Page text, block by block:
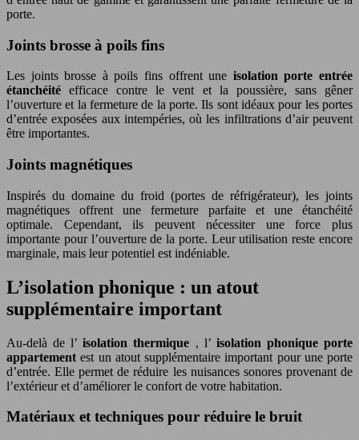
porte.
Joints brosse à poils fins
Les joints brosse à poils fins offrent une isolation porte entrée
étanchéitéefficace contre le vent et la poussière, sans gêner
l’ouverture et la fermeture de la porte. Ils sont idéaux pour les portes
d’entrée exposées aux intempéries, où les infiltrations d’air peuvent
être importantes.
Joints magnétiques
Inspirés du domaine du froid (portes de réfrigérateur), les joints
magnétiques offrent une fermeture parfaite et une étanchéité
optimale. Cependant, ils peuvent nécessiter une force plus
importante pour l’ouverture de la porte. Leur utilisation reste encore
marginale, mais leur potentiel est indéniable.
L’isolation phonique : un atout
supplémentaire important
Au-delà de l’isolation thermique , l’ isolation phonique porte
appartementest un atout supplémentaire important pour une porte
d’entrée. Elle permet de réduire les nuisances sonores provenant de
l’extérieur et d’améliorer le confort de votre habitation.
Matériaux et techniques pour réduire le bruit